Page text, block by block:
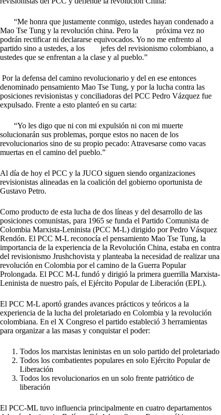
“Me honra que justamente conmigo, ustedes hayan condenado a
Mao Tse Tung y la revolución china. Pero la próxima vez no
podrán rectificar ni declararse equivocados. Yo no me enfrento al
partido sino a ustedes, a los jefes del revisionismo colombiano, a
ustedes que se enfrentan a la clase y al pueblo.”
Por la defensa del camino revolucionario y del en ese entonces
denominado pensamiento Mao Tse Tung, y por la lucha contra las
posiciones revisionistas y conciliadoras del PCC Pedro Vázquez fue
expulsado. Frente a esto planteó en su carta:
“Yo les digo que ni con mi expulsión ni con mi muerte
solucionarán sus problemas, porque estos no nacen de los
revolucionarios sino de su propio pecado: Atravesarse como vacas
muertas en el camino del pueblo.”
Al día de hoy el PCC y la JUCO siguen siendo organizaciones
revisionistas alineadas en la coalición del gobierno oportunista de
Gustavo Petro.
Como producto de esta lucha de dos líneas y del desarrollo de las
posiciones comunistas, para 1965 se funda el Partido Comunista de
Colombia Marxista-Leninista (PCC M-L) dirigido por Pedro Vásquez
Rendón. El PCC M-L reconocía el pensamiento Mao Tse Tung, la
importancia de la experiencia de la Revolución China, estaba en contra
del revisionismo Jrushchovista y planteaba la necesidad de realizar una
revolución en Colombia por el camino de la Guerra Popular
Prolongada. El PCC M-L fundó y dirigió la primera guerrilla Marxista-
Leninista de nuestro país, el Ejército Popular de Liberación (EPL).
El PCC M-L aportó grandes avances prácticos y teóricos a la
experiencia de la lucha del proletariado en Colombia y la revolución
colombiana. En el X Congreso el partido estableció 3 herramientas
para organizar a las masas y conquistar el poder:
Todos los marxistas leninistas en un solo partido del proletariado
Todos los combatientes populares en solo Ejército Popular de
Liberación
Todos los revolucionarios en un solo frente patriótico de
liberación
El PCC-ML tuvo influencia principalmente en cuatro departamentos